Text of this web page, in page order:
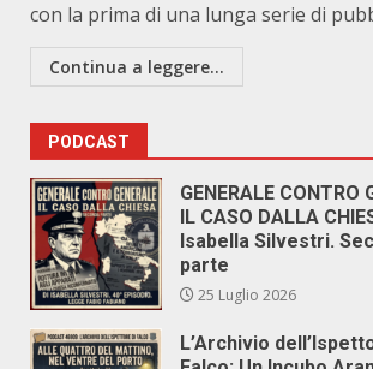
con la prima di una lunga serie di
Continua a leggere...
PODCAST
GENERALE CONTRO
IL CASO DALLA
Isabella Silvestri.
parte
25 Luglio 2026
L’Archivio